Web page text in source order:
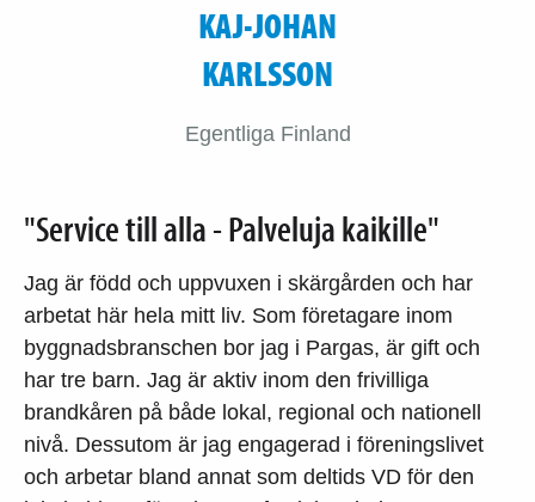
KAJ-JOHAN
KARLSSON
Egentliga Finland
"Service till alla - Palveluja kaikille"
Jag är född och uppvuxen i skärgården och har
arbetat här hela mitt liv. Som företagare inom
byggnadsbranschen bor jag i Pargas, är gift och
har tre barn. Jag är aktiv inom den frivilliga
brandkåren på både lokal, regional och nationell
nivå. Dessutom är jag engagerad i föreningslivet
och arbetar bland annat som deltids VD för den